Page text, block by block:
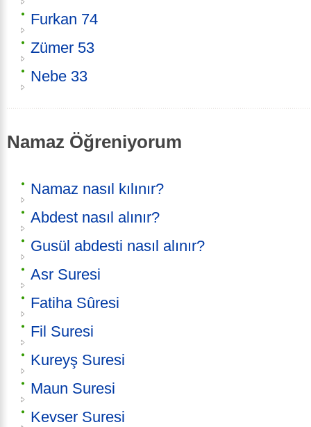
Furkan 74
Zümer 53
Nebe 33
Namaz Öğreniyorum
Namaz nasıl kılınır?
Abdest nasıl alınır?
Gusül abdesti nasıl alınır?
Asr Suresi
Fatiha Sûresi
Fil Suresi
Kureyş Suresi
Maun Suresi
Kevser Suresi